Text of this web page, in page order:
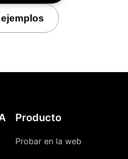
Producto
Probar en la web